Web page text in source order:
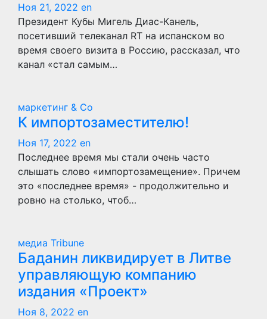
Ноя 21, 2022 en
Президент Кубы Мигель Диас-Канель,
посетивший телеканал RT на испанском во
время своего визита в Россию, рассказал, что
канал «стал самым…
маркетинг & Co
К импортозаместителю!
Ноя 17, 2022 en
Последнее время мы стали очень часто
слышать слово «импортозамещение». Причем
это «последнее время» - продолжительно и
ровно на столько, чтоб…
медиа Tribune
Баданин ликвидирует в Литве
управляющую компанию
издания «Проект»
Ноя 8, 2022 en